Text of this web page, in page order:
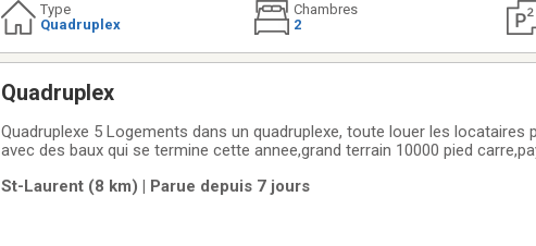
Type
Quadruplex
Chambres
2
Quadruplex
Quadruplexe 5 Logements dans un quadruplexe, toute louer les
avec des baux qui se termine cette annee,grand terrain 10000 pied
st and marlborough
St-Laurent (8 km) | Parue depuis 7 jours